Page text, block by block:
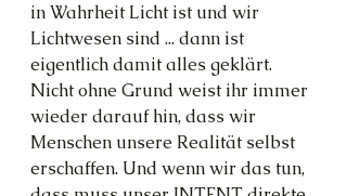
in Wahrheit Licht ist und wir
Lichtwesen sind ... dann ist
eigentlich damit alles geklärt.
Nicht ohne Grund weist ihr immer
wieder darauf hin, dass wir
Menschen unsere Realität selbst
erschaffen. Und wenn wir das tun,